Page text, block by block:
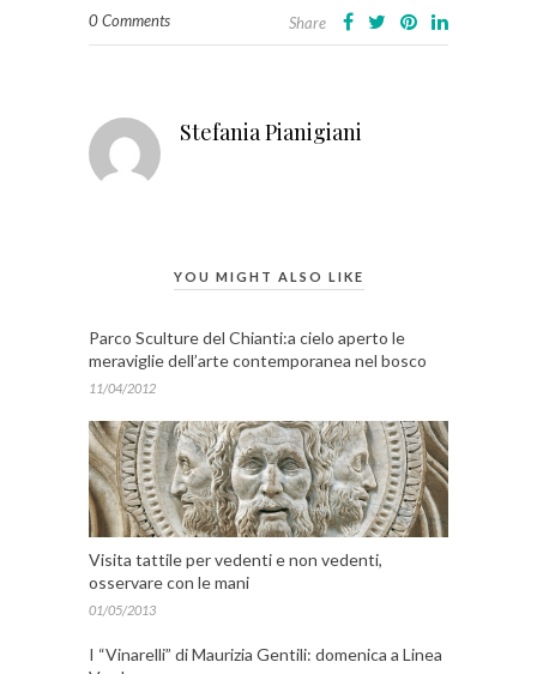
0 Comments Share
Stefania Pianigiani
YOU MIGHT ALSO LIKE
Parco Sculture del Chianti:a cielo aperto le
meraviglie dell’arte contemporanea nel bosco
11/04/2012
Visita tattile per vedenti e non vedenti,
osservare con le mani
01/05/2013
I “Vinarelli” di Maurizia Gentili: domenica a Linea